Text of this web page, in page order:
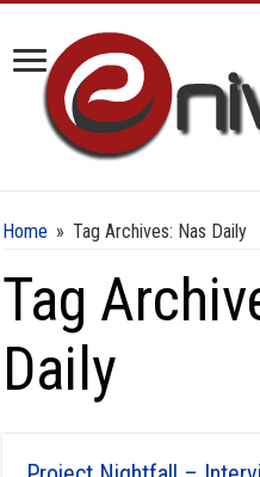
Home » Tag Archives: Nas Daily
Tag
Daily